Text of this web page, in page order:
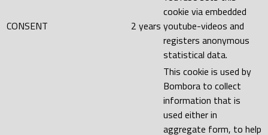
CONSENT 2 years
cookie via embedded
youtube-videos and
registers anonymous
statistical data.
This cookie is used by
Bombora to collect
information that is
used either in
aggregate form, to help